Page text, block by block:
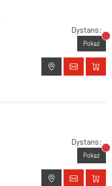
Dystans:
Pokaż
Dystans:
Pokaż